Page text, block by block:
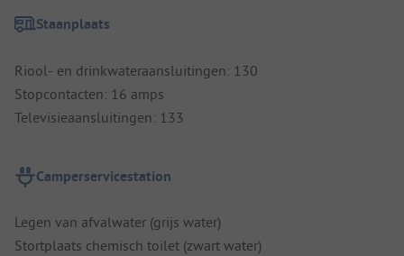
Staanplaats
Riool- en drinkwateraansluitingen: 130
Stopcontacten: 16 amps
Televisieaansluitingen: 133
Camperservicestation
Legen van afvalwater (grijs water)
Stortplaats chemisch toilet (zwart water)